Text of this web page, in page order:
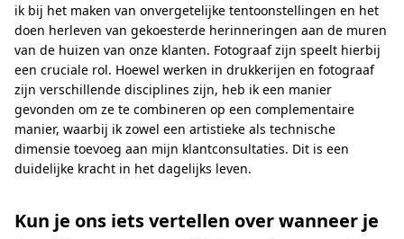
ik bij het maken van onvergetelijke tentoonstellingen en het
doen herleven van gekoesterde herinneringen aan de muren
van de huizen van onze klanten. Fotograaf zijn speelt hierbij
een cruciale rol. Hoewel werken in drukkerijen en fotograaf
zijn verschillende disciplines zijn, heb ik een manier
gevonden om ze te combineren op een complementaire
manier, waarbij ik zowel een artistieke als technische
dimensie toevoeg aan mijn klantconsultaties. Dit is een
duidelijke kracht in het dagelijks leven.
Kun je ons iets vertellen over wanneer je